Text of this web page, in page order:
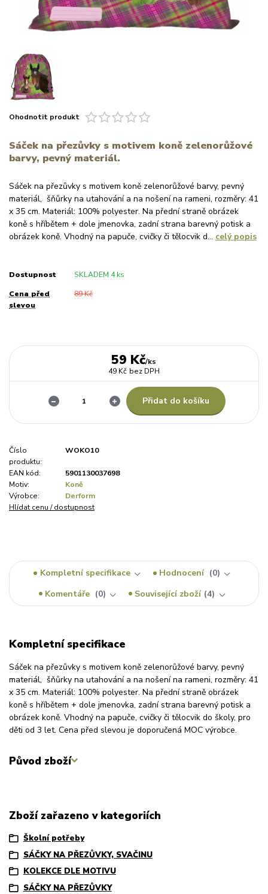
Ohodnotit produkt
Sáček na přezůvky s motivem koně zelenorůžové
barvy, pevný materiál.
Sáček na přezůvky s motivem koně zelenorůžové barvy, pevný
materiál, šňůrky na utahování a na nošení na rameni, rozměry: 41
x 35 cm. Materiál: 100% polyester. Na přední straně obrázek
koně s hříbětem + dole jmenovka, zadní strana barevný potisk a
obrázek koně. Vhodný na papuče, cvičky či tělocvik d... celý popis
Dostupnost SKLADEM 4 ks
Cena před
slevou
89 Kč
59 Kč/ks
49 Kč bez DPH
Přidat do košíku
Číslo
produktu:
WOKO10
EAN kód:
5901130037698
Motiv:
Koně
Výrobce:
Derform
Hlídat cenu / dostupnost
Kompletní specifikace Hodnocení
0
Komentáře
0 Související zboží 4
Kompletní specifikace
Sáček na přezůvky s motivem koně zelenorůžové barvy, pevný
materiál, šňůrky na utahování a na nošení na rameni, rozměry: 41
x 35 cm. Materiál: 100% polyester. Na přední straně obrázek
koně s hříbětem + dole jmenovka, zadní strana barevný potisk a
obrázek koně. Vhodný na papuče, cvičky či tělocvik do školy, pro
děti od 3 let. Cena před slevou je doporučená MOC výrobce.
Původ zboží
Zboží zařazeno v kategoriích
Školní potřeby
SÁČKY NA PŘEZŮVKY, SVAČINU
KOLEKCE DLE MOTIVU
SÁČKY NA PŘEZŮVKY